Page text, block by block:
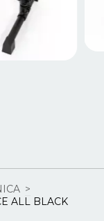
>
ALL BLACK